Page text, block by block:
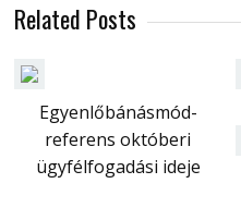
Related Posts
Egyenlőbánásmód-
referens októberi
ügyfélfogadási ideje